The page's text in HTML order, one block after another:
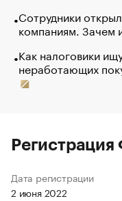
Сотрудники
компаниям. Зачем
Как налоговики
неработающих
Дата регистрации
2 июня 2022